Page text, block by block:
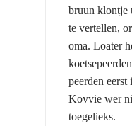
bruun klontje
te vertellen,
oma. Loater
peerden
Kovvie wer
toegelieks.